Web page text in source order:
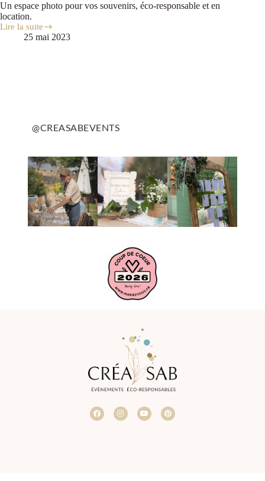
Un espace photo pour vos souvenirs, éco-responsable et en
location.
Lire la suite
25 mai 2023
@CREASABEVENTS